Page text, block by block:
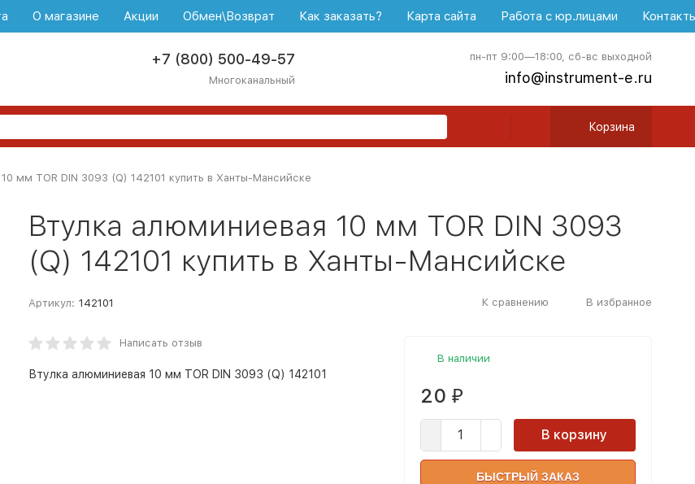
О магазине Акции Обмен\Возврат Как заказать? Карта сайта Работа с юр.лицами
+7 (800) 500-49-57
Многоканальный
пн-пт 9:00—18:00, сб-вс выходной
info@instrument-e.ru
Корзина
мм TOR DIN 3093 (Q) 142101 купить в Ханты-Мансийске
Втулка алюминиевая 10 мм TOR DIN 3093
(Q) 142101 купить в Ханты-Мансийске
Артикул: 142101 К сравнению В избранное
Написать отзыв
Втулка алюминиевая 10 мм TOR DIN 3093 (Q) 142101
В наличии
20 ₽
В корзину
БЫСТРЫЙ ЗАКАЗ